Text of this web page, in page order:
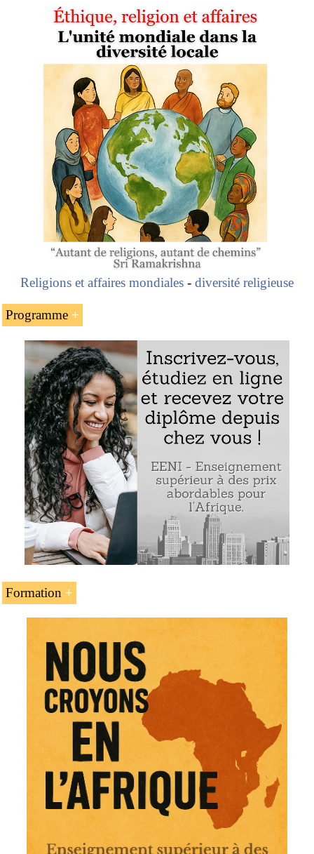
Religions et affaires mondiales - diversité religieuse
Programme
L’Afro-américain haïtien Toussaint Louverture
D’esclave haïtien à leader de la révolution
haïtienne
Toussaint Louverture (latraite négrière)
Formation
L’unité d’enseignement « Toussaint Louverture - leader
de la révolution haïtienne » fait partie des programmes de
l’EENI Global Business School :
Doctorat : affaires africains, étique, religions et affaires